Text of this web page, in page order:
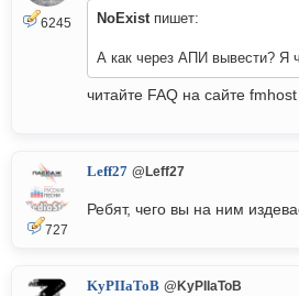
6245 NoExistпишет:
А как через АПИ вывести? Я
читайте FAQ на сайте fmhost
727
Leff27 @Leff27
Ребят, чего вы на ним
KyPIIaToB @KyPIIaToB